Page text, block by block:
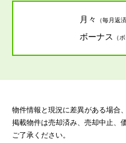
月々 （毎月返
ボーナス
（
物件情報と現況に差異がある場合
掲載物件は売却済み、売却中止、
ご了承ください。